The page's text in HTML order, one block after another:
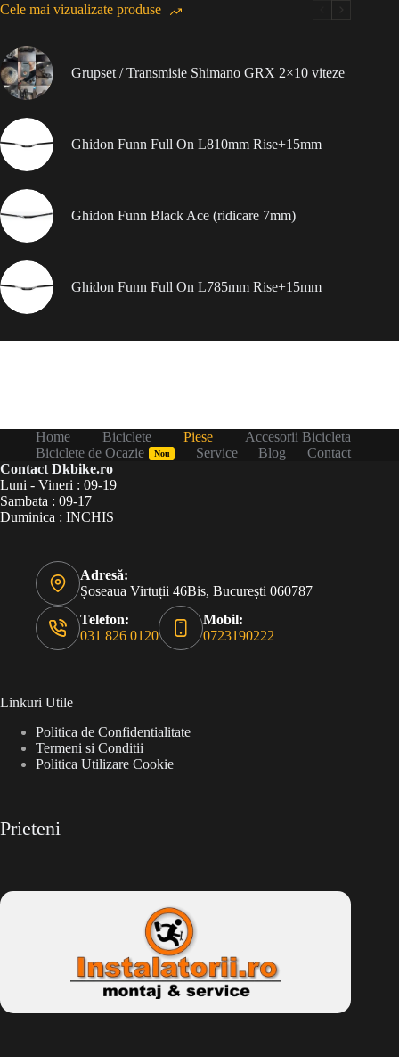
Cele mai vizualizate produse
Grupset / Transmisie Shimano GRX 2×10 viteze
Ghidon Funn Full On L810mm Rise+15mm
Ghidon Funn Black Ace (ridicare 7mm)
Ghidon Funn Full On L785mm Rise+15mm
Home Biciclete Piese
Accesorii Bicicleta
Biciclete de Ocazie
Nou Service Blog
Contact
Contact Dkbike.ro
Luni - Vineri : 09-19
Sambata : 09-17
Duminica : INCHIS
Adresă:
Șoseaua Virtuții 46Bis, București 060787
Telefon:
031 826 0120
Mobil:
0723190222
Linkuri Utile
Politica de Confidentialitate
Termeni si Conditii
Politica Utilizare Cookie
Prieteni